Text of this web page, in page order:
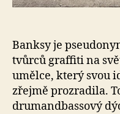
Banksy je
tvůrců graffiti na
umělce, který svou
zřejmě prozradila.
drumandbassový